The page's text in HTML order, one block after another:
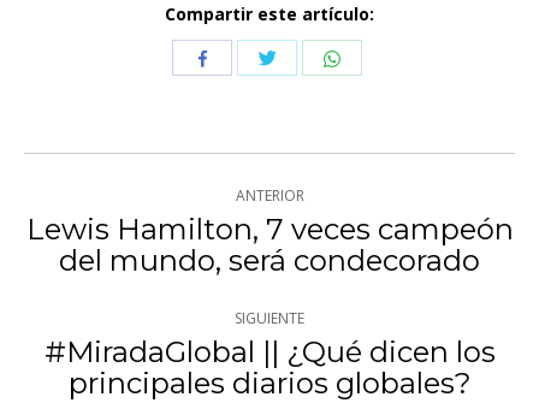
Compartir este artículo:
CompartirCompartirCompartir
Navegación
entre
publicaciones
ANTERIOR
Publicación
anterior:
Lewis Hamilton, 7 veces campeón
del mundo, será condecorado
SIGUIENTE
Publicación
siguiente:
#MiradaGlobal || ¿Qué dicen los
principales diarios globales?